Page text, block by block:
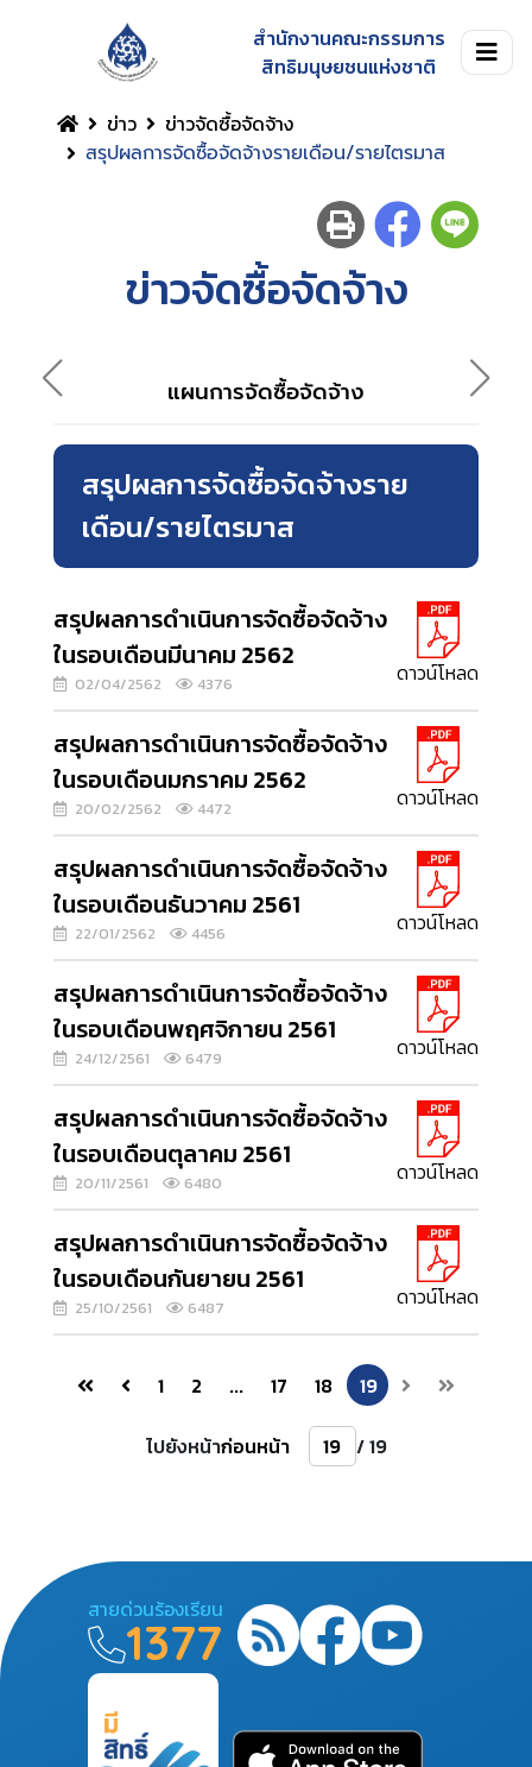
สำนักงานคณะกรรมการ
สิทธิมนุษยชนแห่งชาติ
ข่าว
ข่าวจัดซื้อจัดจ้าง
สรุปผลการจัดซื้อจัดจ้างรายเดือน/รายไตรมาส
ข่าวจัดซื้อจัดจ้าง
แผนการจัดซื้อจัดจ้าง
สรุปผลการจัดซื้อจัดจ้างราย
เดือน/รายไตรมาส
สรุปผลการดำเนินการจัดซื้อจัดจ้าง
ในรอบเดือนมีนาคม 2562
02/04/2562 4376 ดาวน์โหลด
สรุปผลการดำเนินการจัดซื้อจัดจ้าง
ในรอบเดือนมกราคม 2562
20/02/2562 4472 ดาวน์โหลด
สรุปผลการดำเนินการจัดซื้อจัดจ้าง
ในรอบเดือนธันวาคม 2561
22/01/2562 4456 ดาวน์โหลด
สรุปผลการดำเนินการจัดซื้อจัดจ้าง
ในรอบเดือนพฤศจิกายน 2561
24/12/2561 6479 ดาวน์โหลด
สรุปผลการดำเนินการจัดซื้อจัดจ้าง
ในรอบเดือนตุลาคม 2561
20/11/2561 6480 ดาวน์โหลด
สรุปผลการดำเนินการจัดซื้อจัดจ้าง
ในรอบเดือนกันยายน 2561
25/10/2561 6487 ดาวน์โหลด
1 2 ... 17 18 19
ไปยังหน้าก่อนหน้า / 19
สายด่วนร้องเรียน
1377